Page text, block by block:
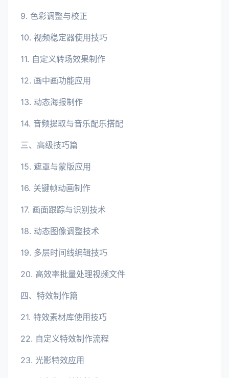
9. 色彩调整与校正
10. 视频稳定器使用技巧
11. 自定义转场效果制作
12. 画中画功能应用
13. 动态海报制作
14. 音频提取与音乐配乐搭配
三、高级技巧篇
15. 遮罩与蒙版应用
16. 关键帧动画制作
17. 画面跟踪与识别技术
18. 动态图像调整技术
19. 多层时间线编辑技巧
20. 高效率批量处理视频文件
四、特效制作篇
21. 特效素材库使用技巧
22. 自定义特效制作流程
23. 光影特效应用